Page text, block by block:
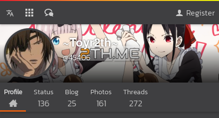
Register
~Toyr2th~
@45406
Profile Status
136
Blog
25
Photos
161
Threads
272